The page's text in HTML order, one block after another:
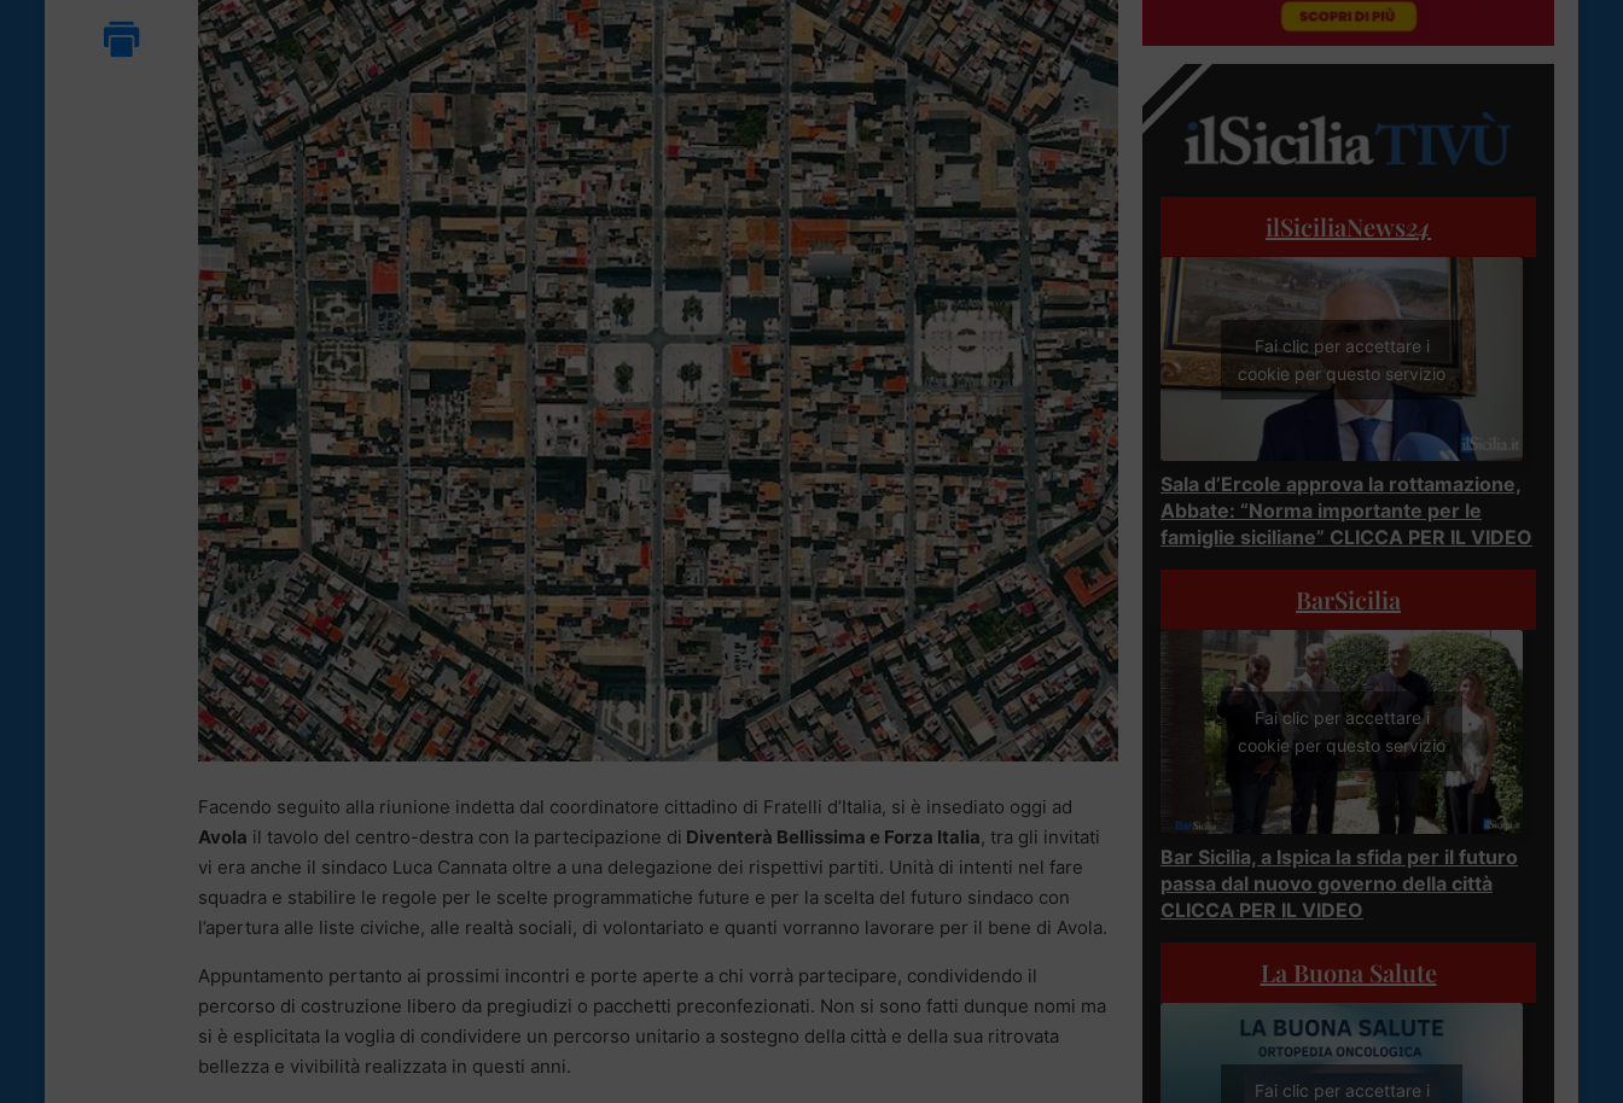
Facendo seguito alla riunione indetta dal coordinatore cittadino di Fratelli d’Italia, si è insediato oggi ad
Avola il tavolo del centro-destra con la partecipazione di Diventerà Bellissima e Forza Italia, tra gli invitati
vi era anche il sindaco Luca Cannata oltre a una delegazione dei rispettivi partiti. Unità di intenti nel fare
squadra e stabilire le regole per le scelte programmatiche future e per la scelta del futuro sindaco con
l’apertura alle liste civiche, alle realtà sociali, di volontariato e quanti vorranno lavorare per il bene di Avola.
Appuntamento pertanto ai prossimi incontri e porte aperte a chi vorrà partecipare, condividendo il
percorso di costruzione libero da pregiudizi o pacchetti preconfezionati. Non si sono fatti dunque nomi ma
si è esplicitata la voglia di condividere un percorso unitario a sostegno della città e della sua ritrovata
bellezza e vivibilità realizzata in questi anni.
ilSiciliaNews24
Fai clic per accettare i
cookie per questo servizio
Sala d’Ercole approva la rottamazione,
Abbate: “Norma importante per le
famiglie siciliane” CLICCA PER IL VIDEO
BarSicilia
Fai clic per accettare i
cookie per questo servizio
Bar Sicilia, a Ispica la sfida per il futuro
passa dal nuovo governo della città
CLICCA PER IL VIDEO
La Buona Salute
Fai clic per accettare i